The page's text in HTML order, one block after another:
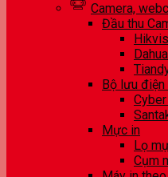
Camera,
Đầu thu
Dahua
Bộ lưu điện
Mực in
Lọ
Cụm